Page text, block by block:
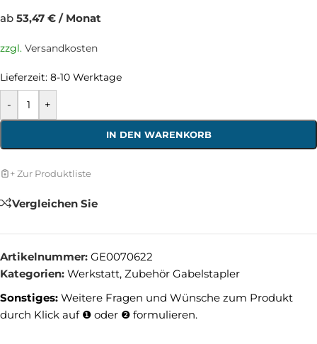
ab 53,47 € / Monat
zzgl. Versandkosten
Lieferzeit: 8-10 Werktage
- +
IN DEN WARENKORB
+ Zur Produktliste
Vergleichen Sie
Artikelnummer: GE0070622
Kategorien: Werkstatt, Zubehör Gabelstapler
Sonstiges: Weitere Fragen und Wünsche zum Produkt
durch Klick auf ❶ oder ❷ formulieren.